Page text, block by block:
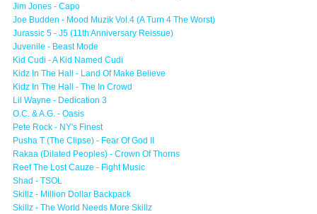
Jim Jones - Capo
Joe Budden - Mood Muzik Vol.4 (A Turn 4 The Worst)
Jurassic 5 - J5 (11th Anniversary Reissue)
Juvenile - Beast Mode
Kid Cudi - A Kid Named Cudi
Kidz In The Hall - Land Of Make Believe
Kidz In The Hall - The In Crowd
Lil Wayne - Dedication 3
O.C. & A.G. - Oasis
Pete Rock - NY's Finest
Pusha T (The Clipse) - Fear Of God II
Rakaa (Dilated Peoples) - Crown Of Thorns
Reef The Lost Cauze - Fight Music
Shad - TSOL
Skillz - Million Dollar Backpack
Skillz - The World Needs More Skillz